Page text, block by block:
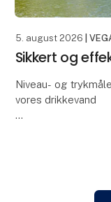
5. august 2026 |
Sikkert og
Niveau- og
vores drikkevand